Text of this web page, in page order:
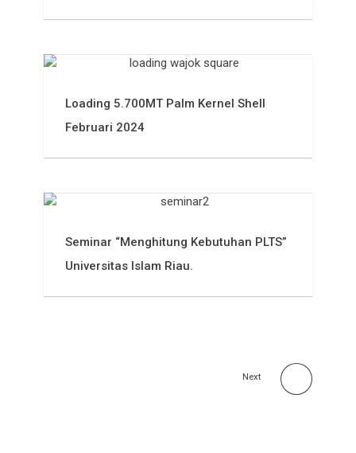
Loading 5.700MT Palm Kernel Shell
Februari 2024
Seminar “Menghitung Kebutuhan PLTS”
Universitas Islam Riau.
Next